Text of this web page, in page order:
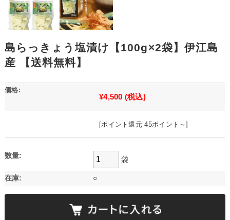
島らっきょう塩漬け【100g×2袋】伊江島
産 【送料無料】
価格:
¥4,500 (税込)
[ポイント還元 45ポイント～]
数量:
袋
在庫: ○